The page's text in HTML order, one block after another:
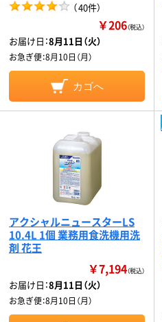
（40件）
￥206（税込）
お届け日：8月11日（火）
お急ぎ便：8月10日（月）
カゴへ
アクシャルニュースターLS
10.4L 1個 業務用食洗機用洗
剤 花王
￥7,194（税込）
お届け日：8月11日（火）
お急ぎ便：8月10日（月）